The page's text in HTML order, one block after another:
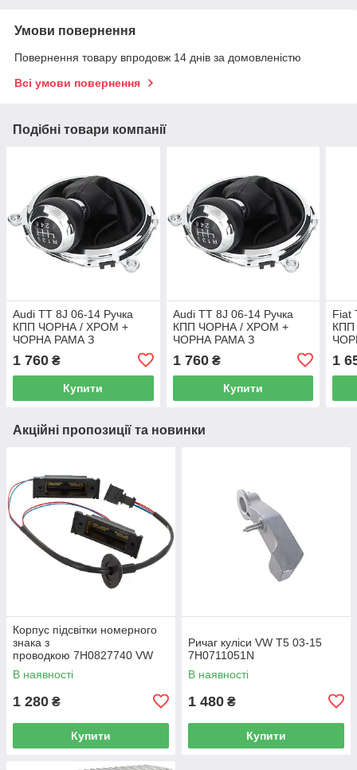
Умови повернення
Повернення товару впродовж 14 днів за домовленістю
Всі умови повернення
Подібні товари компанії
Audi TT 8J 06-14 Ручка
КПП ЧОРНА / ХРОМ +
ЧОРНА РАМА З
СК.
1 760 ₴
Купити
Audi TT 8J 06-14 Ручка
КПП ЧОРНА / ХРОМ +
ЧОРНА РАМА З
СК.
1 760₴
Купити
Fiat
1
Акційні пропозиції та новинки
Корпус підсвітки номерного
знака з
проводкою 7H0827740 VW
Caddy III (2K) 2004-2015
/ Caddy IV (SA) 2016-
В наявності
1 280 ₴
Купити
Ричаг куліси VW T5 03-15
7H0711051N
В наявності
1 480 ₴
Купити